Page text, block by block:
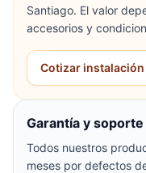
Santiago. El valor
accesorios y
Cotizar
Garantía y
Todos nuestros
meses por defectos